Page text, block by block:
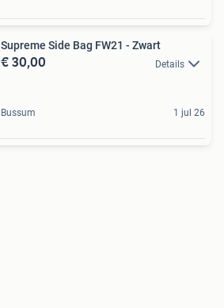
Supreme Side Bag FW21 - Zwart
€ 30,00 Details
Bussum 1 jul 26